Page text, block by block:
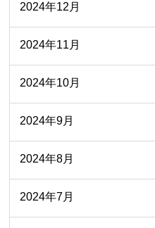
2024年12月
2024年11月
2024年10月
2024年9月
2024年8月
2024年7月